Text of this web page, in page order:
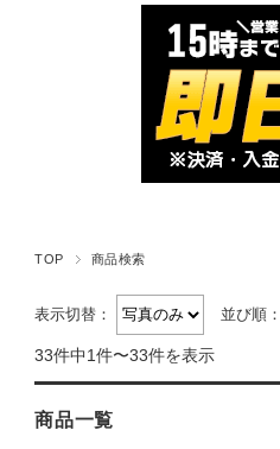
TOP 商品検索
表示切替： 並び順：
33件中1件〜33件を表示
商品一覧